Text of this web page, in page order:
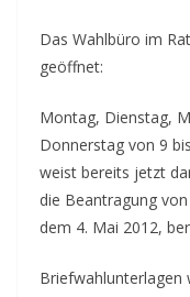
Das Wahlbüro im
geöffnet:
Montag, Dienstag,
Donnerstag von 9
weist bereits jetzt
die Beantragung
dem 4. Mai 2012,
Briefwahlunterlagen